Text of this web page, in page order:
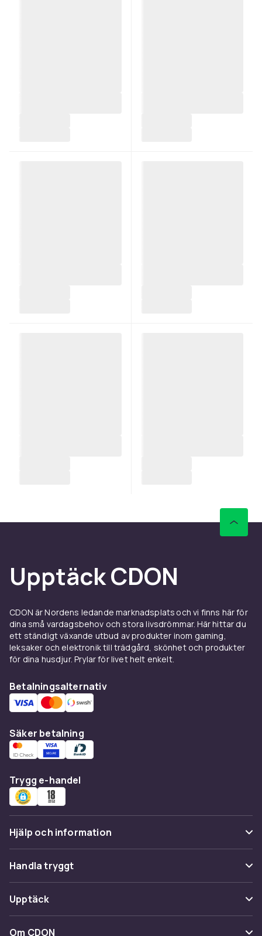
Upptäck CDON
CDON är Nordens ledande marknadsplats och vi finns här för
dina små vardagsbehov och stora livsdrömmar. Här hittar du
ett ständigt växande utbud av produkter inom gaming,
leksaker och elektronik till trädgård, skönhet och produkter
för dina husdjur. Prylar för livet helt enkelt.
Betalningsalternativ
Säker betalning
Trygg e-handel
Hjälp och information
Vanliga frågor
Spåra paket
Ångra & Returnera här
Kundservice
Handla tryggt
Betalning
Leverans
Upptäck
Kategorier
Om CDON